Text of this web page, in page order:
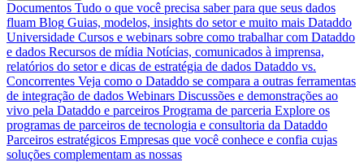
Documentos Tudo o que você precisa saber para que seus dados
fluam Blog Guias, modelos, insights do setor e muito mais Dataddo
Universidade Cursos e webinars sobre como trabalhar com Dataddo
e dados Recursos de mídia Notícias, comunicados à imprensa,
relatórios do setor e dicas de estratégia de dados Dataddo vs.
Concorrentes Veja como o Dataddo se compara a outras ferramentas
de integração de dados Webinars Discussões e demonstrações ao
vivo pela Dataddo e parceiros Programa de parceria Explore os
programas de parceiros de tecnologia e consultoria da Dataddo
Parceiros estratégicos Empresas que você conhece e confia cujas
soluções complementam as nossas